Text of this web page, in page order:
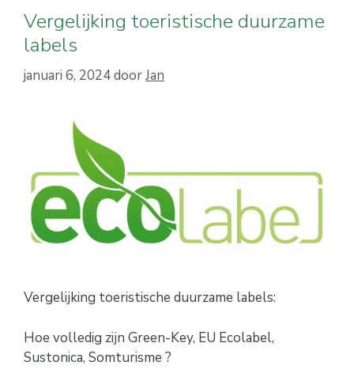
Vergelijking toeristische duurzame
labels
januari 6, 2024doorJan
Vergelijking toeristische duurzame labels:
Hoe volledig zijn Green-Key, EU Ecolabel,
Sustonica, Somturisme ?